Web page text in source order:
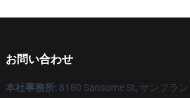
お問い合わせ
本社事務所: 8180 Sansome St, サンフラ